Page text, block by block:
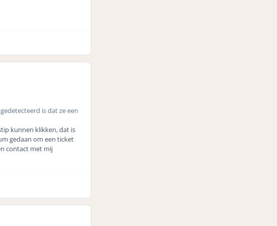
is dat ze een
kunnen klikken, dat is
gedaan om een ticket
contact met mij